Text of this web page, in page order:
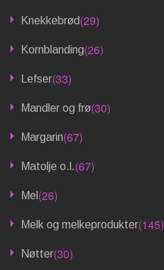
Knekkebrød(29)
Kornblanding(26)
Lefser(33)
Mandler og frø(30)
Margarin(67)
Matolje o.l.(67)
Mel (26)
Melk og melkeprodukter(145)
Nøtter(30)